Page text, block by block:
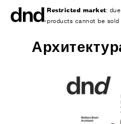
Restricted market:
products cannot be sold
Ручки для дверей